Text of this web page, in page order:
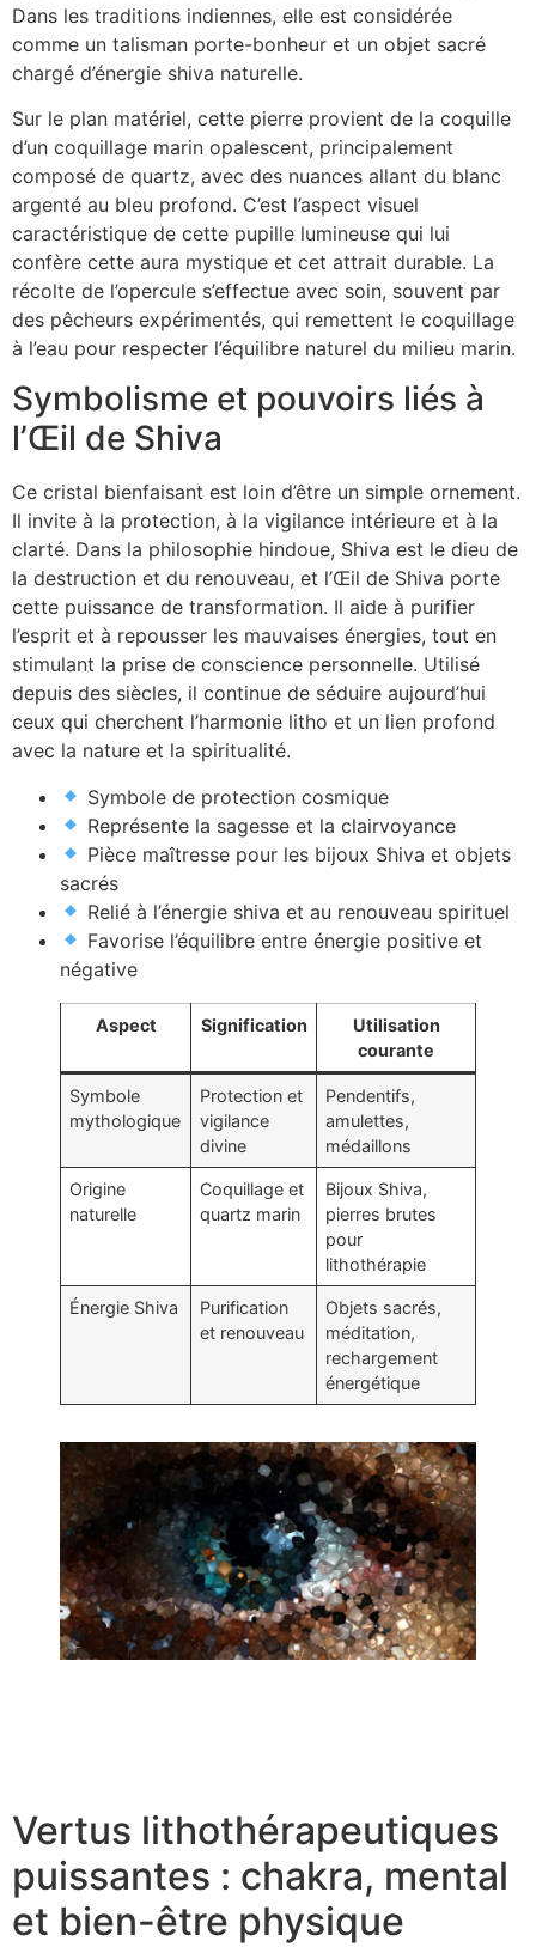
Dans les traditions indiennes, elle est considérée
comme un talisman porte-bonheur et un objet sacré
chargé d’énergie shiva naturelle.
Sur le plan matériel, cette pierre provient de la coquille
d’un coquillage marin opalescent, principalement
composé de quartz, avec des nuances allant du blanc
argenté au bleu profond. C’est l’aspect visuel
caractéristique de cette pupille lumineuse qui lui
confère cette aura mystique et cet attrait durable. La
récolte de l’opercule s’effectue avec soin, souvent par
des pêcheurs expérimentés, qui remettent le coquillage
à l’eau pour respecter l’équilibre naturel du milieu marin.
Symbolisme et pouvoirs liés à
l’Œil de Shiva
Ce cristal bienfaisant est loin d’être un simple ornement.
Il invite à la protection, à la vigilance intérieure et à la
clarté. Dans la philosophie hindoue, Shiva est le dieu de
la destruction et du renouveau, et l’Œil de Shiva porte
cette puissance de transformation. Il aide à purifier
l’esprit et à repousser les mauvaises énergies, tout en
stimulant la prise de conscience personnelle. Utilisé
depuis des siècles, il continue de séduire aujourd’hui
ceux qui cherchent l’harmonie litho et un lien profond
avec la nature et la spiritualité.
Symbole de protection cosmique
Représente la sagesse et la clairvoyance
Pièce maîtresse pour les bijoux Shiva et objets
sacrés
Relié à l’énergie shiva et au renouveau spirituel
Favorise l’équilibre entre énergie positive et
négative
Aspect Signification
Utilisation
courante
Symbole
mythologique
Protection et
vigilance
divine
Pendentifs,
amulettes,
médaillons
Origine
naturelle
Coquillage et
quartz marin
Bijoux Shiva,
pierres brutes
pour
lithothérapie
Énergie Shiva
Purification
et renouveau
Objets sacrés,
méditation,
rechargement
énergétique
Vertus lithothérapeutiques
puissantes : chakra, mental
et bien-être physique